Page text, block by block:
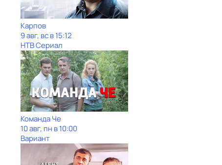
Карпов
9 авг, вс в 15:12
НТВ Сериал
Команда Че
10 авг, пн в 10:00
Вариант